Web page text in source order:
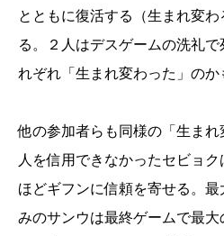
とともに復活する（生まれ変
る。２人はデスゲームの洗礼
れぞれ「生まれ変わった」のか
他の参加者らも同様の「生ま
人を信用できなかったセビョ
ほどギフンに信頼を寄せる。
みのサンウは最終ゲームで最